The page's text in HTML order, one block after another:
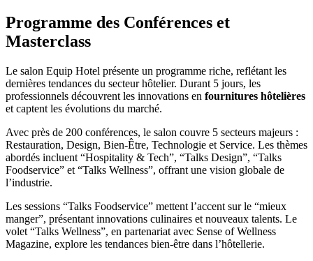
Programme des Conférences et
Masterclass
Le salon Equip Hotel présente un programme riche, reflétant les
dernières tendances du secteur hôtelier. Durant 5 jours, les
professionnels découvrent les innovations en fournitures hôtelières
et captent les évolutions du marché.
Avec près de 200 conférences, le salon couvre 5 secteurs majeurs :
Restauration, Design, Bien-Être, Technologie et Service. Les thèmes
abordés incluent “Hospitality & Tech”, “Talks Design”, “Talks
Foodservice” et “Talks Wellness”, offrant une vision globale de
l’industrie.
Les sessions “Talks Foodservice” mettent l’accent sur le “mieux
manger”, présentant innovations culinaires et nouveaux talents. Le
volet “Talks Wellness”, en partenariat avec Sense of Wellness
Magazine, explore les tendances bien-être dans l’hôtellerie.